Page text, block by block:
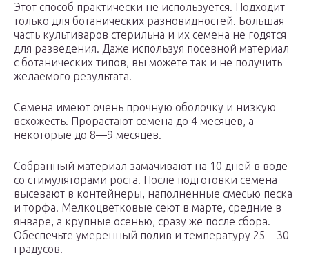
Этот способ практически не используется. Подходит
только для ботанических разновидностей. Большая
часть культиваров стерильна и их семена не годятся
для разведения. Даже используя посевной материал
с ботанических типов, вы можете так и не получить
желаемого результата.
Семена имеют очень прочную оболочку и низкую
всхожесть. Прорастают семена до 4 месяцев, а
некоторые до 8—9 месяцев.
Собранный материал замачивают на 10 дней в воде
со стимуляторами роста. После подготовки семена
высевают в контейнеры, наполненные смесью песка
и торфа. Мелкоцветковые сеют в марте, средние в
январе, а крупные осенью, сразу же после сбора.
Обеспечьте умеренный полив и температуру 25—30
градусов.